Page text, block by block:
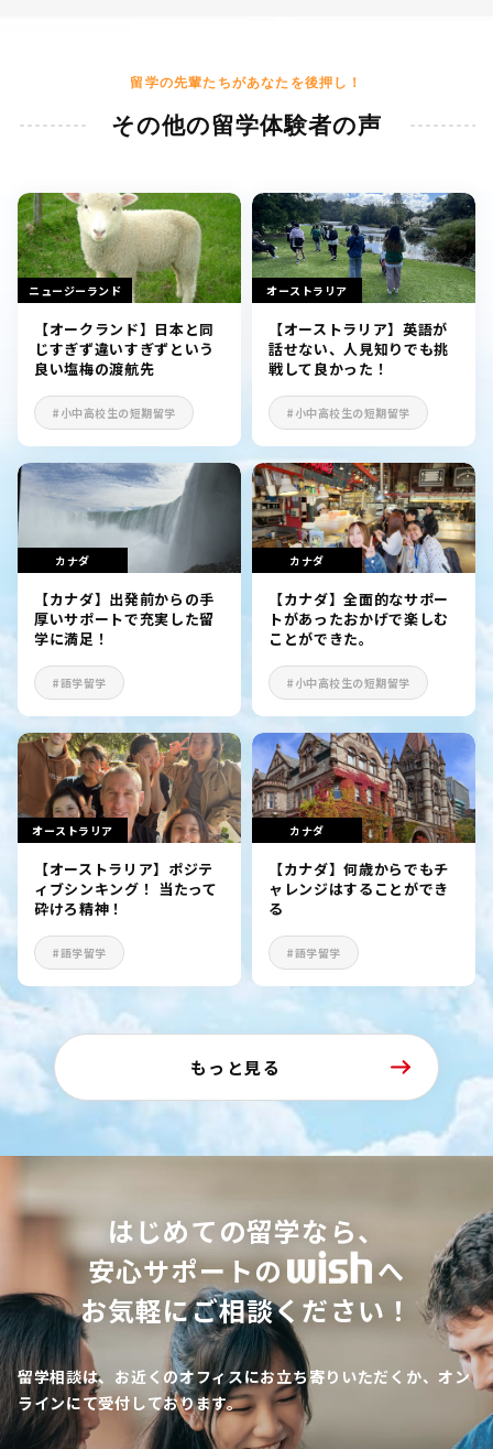
留学の先輩たちがあなたを後押し！
その他の留学体験者の声
ニュージーランド
【オークランド】日本と同
じすぎず違いすぎずという
良い塩梅の渡航先
#小中高校生の短期留学
オーストラリア
【オーストラリア】英語が
話せない、人見知りでも挑
戦して良かった！
#小中高校生の短期留学
カナダ
【カナダ】出発前からの手
厚いサポートで充実した留
学に満足！
#語学留学
カナダ
【カナダ】全面的なサポー
トがあったおかげで楽しむ
ことができた。
#小中高校生の短期留学
オーストラリア
【オーストラリア】ポジテ
ィブシンキング！ 当たって
砕けろ精神！
#語学留学
カナダ
【カナダ】何歳からでもチ
ャレンジはすることができ
る
#語学留学
もっと見る
はじめての留学なら、
安心サポートの
へ
お気軽にご相談ください！
留学相談は、お近くのオフィスにお立ち寄りいただくか、オン
ラインにて受付しております。